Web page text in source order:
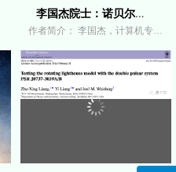
李国杰院士：诺贝尔物理学和化学奖为何
作者简介： 李国杰，计算机专家，中国工程院院